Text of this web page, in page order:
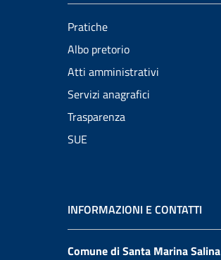
Pratiche
Albo pretorio
Atti amministrativi
Servizi anagrafici
Trasparenza
SUE
INFORMAZIONI E CONTATTI
Comune di Santa Marina Salina